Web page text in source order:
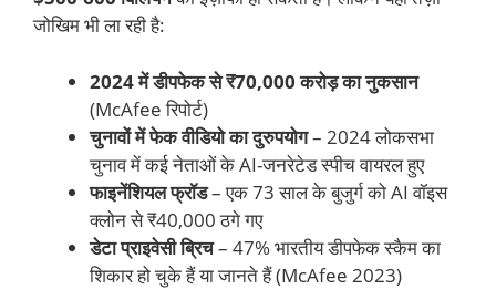
जोखिम भी ला रही है:
2024 में डीपफेक से ₹70,000 करोड़ का नुकसान
(McAfee रिपोर्ट)
चुनावों में फेक वीडियो का दुरुपयोग– 2024 लोकसभा
चुनाव में कई नेताओं के AI-जनरेटेड स्पीच वायरल हुए
फाइनेंशियल फ्रॉड– एक 73 साल के बुजुर्ग को AI वॉइस
क्लोन से ₹40,000 ठगे गए
डेटा प्राइवेसी ब्रिच– 47% भारतीय डीपफेक स्कैम का
शिकार हो चुके हैं या जानते हैं (McAfee 2023)